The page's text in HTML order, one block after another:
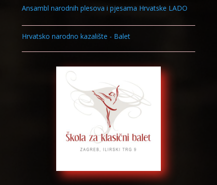
Ansambl narodnih plesova i pjesama Hrvatske LADO
Hrvatsko narodno kazalište - Balet